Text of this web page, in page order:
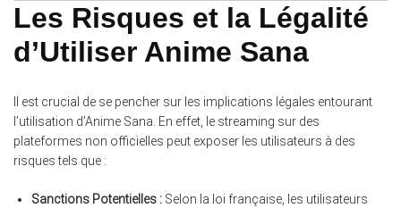
Les Risques et la Légalité
d’Utiliser Anime Sana
Il est crucial de se pencher sur les implications légales entourant
l’utilisation d’Anime Sana. En effet, le streaming sur des
plateformes non officielles peut exposer les utilisateurs à des
risques tels que :
Sanctions Potentielles : Selon la loi française, les utilisateurs